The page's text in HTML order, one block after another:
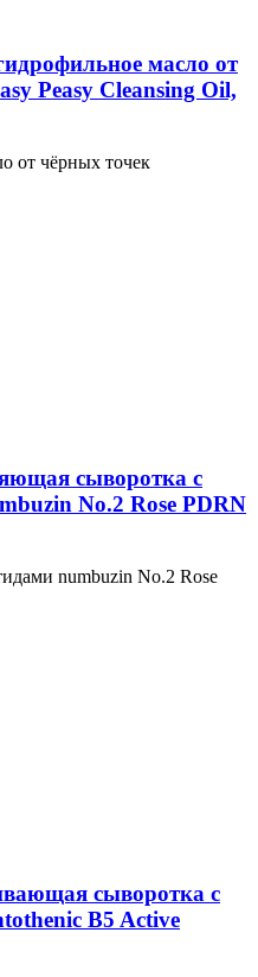
масло от
Peasy Cleansing Oil,
от чёрных точек
сыворотка с
No.2 Rose PDRN
numbuzin No.2 Rose
сыворотка с
B5 Active